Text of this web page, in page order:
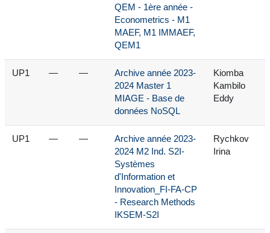
QEM - 1ère année -
Econometrics - M1
MAEF, M1 IMMAEF,
QEM1
UP1 — —
Archive année 2023-
2024 Master 1
MIAGE - Base de
données NoSQL
Kiomba
Kambilo
Eddy
UP1 — —
Archive année 2023-
2024 M2 Ind. S2I-
Systèmes
d'Information et
Innovation_FI-FA-CP
- Research Methods
IKSEM-S2I
Rychkov
Irina